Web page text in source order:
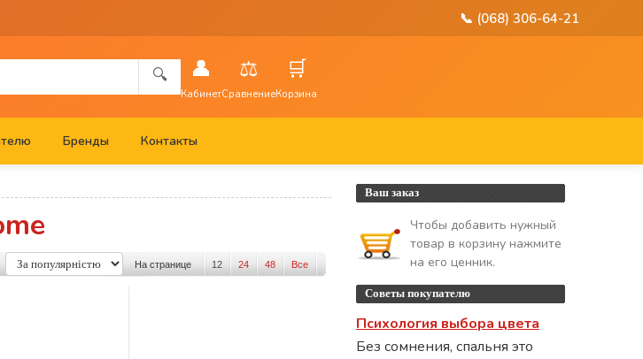
📞 (068) 306-64-21
🔍 👤
Кабинет
⚖️
Сравнение
🛒
Корзина
Бренды Контакты
На странице 12 24 48 Все
Ваш заказ
Чтобы добавить нужный
товар в корзину нажмите
на его ценник.
Советы покупателю
Психология выбора цвета
Без сомнения, спальня это